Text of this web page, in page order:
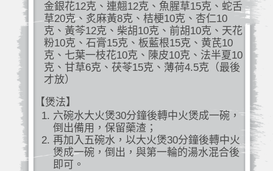
金銀花12克、連翹12克、魚腥草15克、蛇舌
草20克、炙麻黃8克、桔梗10克、杏仁10
克、黃芩12克、柴胡10克、前胡10克、天花
粉10克、石膏15克、板藍根15克、黄芪10
克、七葉一枝花10克、陳皮10克、法半夏10
克、甘草6克、茯苓15克、薄荷4.5克（最後
才放）
【煲法】
六碗水大火煲30分鐘後轉中火煲成一碗，
倒出備用，保留藥渣；
再加入五碗水，以大火煲30分鐘後轉中火
煲成一碗，倒出，與第一輪的湯水混合後
即可。